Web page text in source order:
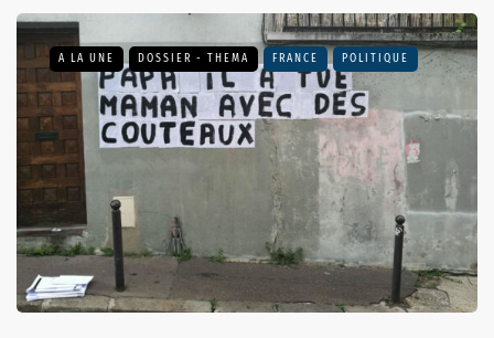
A LA UNE DOSSIER - THEMA FRANCE POLITIQUE